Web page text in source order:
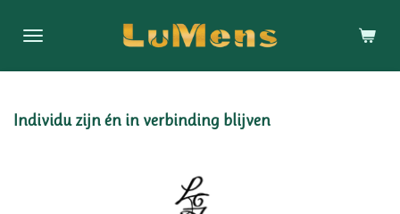
direct
hoofdinhoud
Individu zijn én in verbinding blijven